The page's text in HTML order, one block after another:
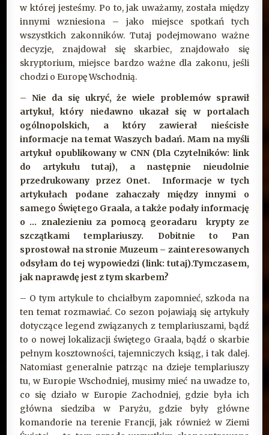
w której jesteśmy. Po to, jak uważamy, została między
innymi wzniesiona – jako miejsce spotkań tych
wszystkich zakonników. Tutaj podejmowano ważne
decyzje, znajdował się skarbiec, znajdowało się
skryptorium, miejsce bardzo ważne dla zakonu, jeśli
chodzi o Europę Wschodnią.
–Nie da się ukryć, że wiele problemów sprawił
artykuł, który niedawno ukazał się w portalach
ogólnopolskich, a który zawierał nieścisłe
informacje na temat Waszych badań. Mam na myśli
artykuł opublikowany w CNN (Dla Czytelników: link
do artykułututaj), a następnie nieudolnie
przedrukowany przez Onet. Informacje w tych
artykułach podane zahaczały między innymi o
samego Świętego Graala, a także podały informację
o … znalezieniu za pomocą georadaru krypty ze
szczątkami templariuszy. Dobitnie to Pan
sprostował na stronie Muzeum – zainteresowanych
odsyłam do tej wypowiedzi (link: tutaj).Tymczasem,
jak naprawdę jest z tym skarbem?
– O tym artykule to chciałbym zapomnieć, szkoda na
ten temat rozmawiać. Co sezon pojawiają się artykuły
dotyczące legend związanych z templariuszami, bądź
to o nowej lokalizacji świętego Graala, bądź o skarbie
pełnym kosztowności, tajemniczych ksiąg, i tak dalej.
Natomiast generalnie patrząc na dzieje templariuszy
tu, w Europie Wschodniej, musimy mieć na uwadze to,
co się działo w Europie Zachodniej, gdzie była ich
główna siedziba w Paryżu, gdzie były główne
komandorie na terenie Francji, jak również w Ziemi